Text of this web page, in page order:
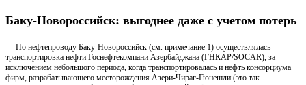
Баку-Новороссийск: выгоднее даже с учетом потерь
По нефтепроводу Баку-Новороссийск (см. примечание 1) осуществлялась
транспортировка нефти Госнефтекомпани Азербайджана (ГНКАР/SOCAR), за
исключением небольшого периода, когда транспортировалась и нефть консорциума
фирм, разрабатывающего месторождения Азери-Чираг-Гюнешли (это так